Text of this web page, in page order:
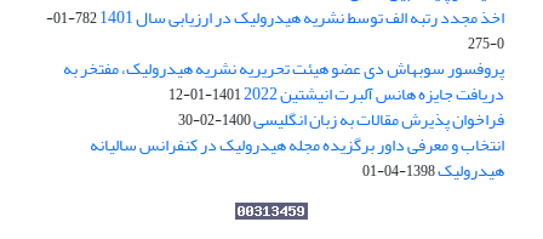
اخذ مجدد رتبه الف توسط نشریه هیدرولیک در ارزیابی سال 1401
782-01-
0-275
پروفسور سوبهاش دی عضو هیئت تحریریه نشریه هیدرولیک، مفتخر به
دریافت جایزه هانس آلبرت انیشتین 2022 1401-01-12
فراخوان پذیرش مقالات به زبان انگلیسی1400-02-30
انتخاب و معرفی داور برگزیده مجله هیدرولیک در کنفرانس سالیانه
هیدرولیک1398-04-01